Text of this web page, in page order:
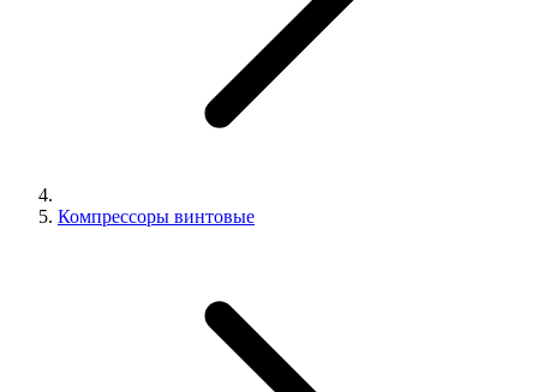
Компрессоры винтовые